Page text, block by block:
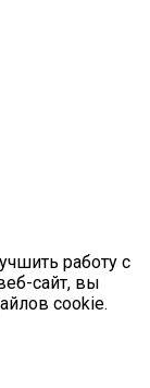
работу с
сайт, вы
cookie.